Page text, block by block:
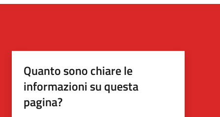
Quanto sono chiare le
informazioni su questa
pagina?